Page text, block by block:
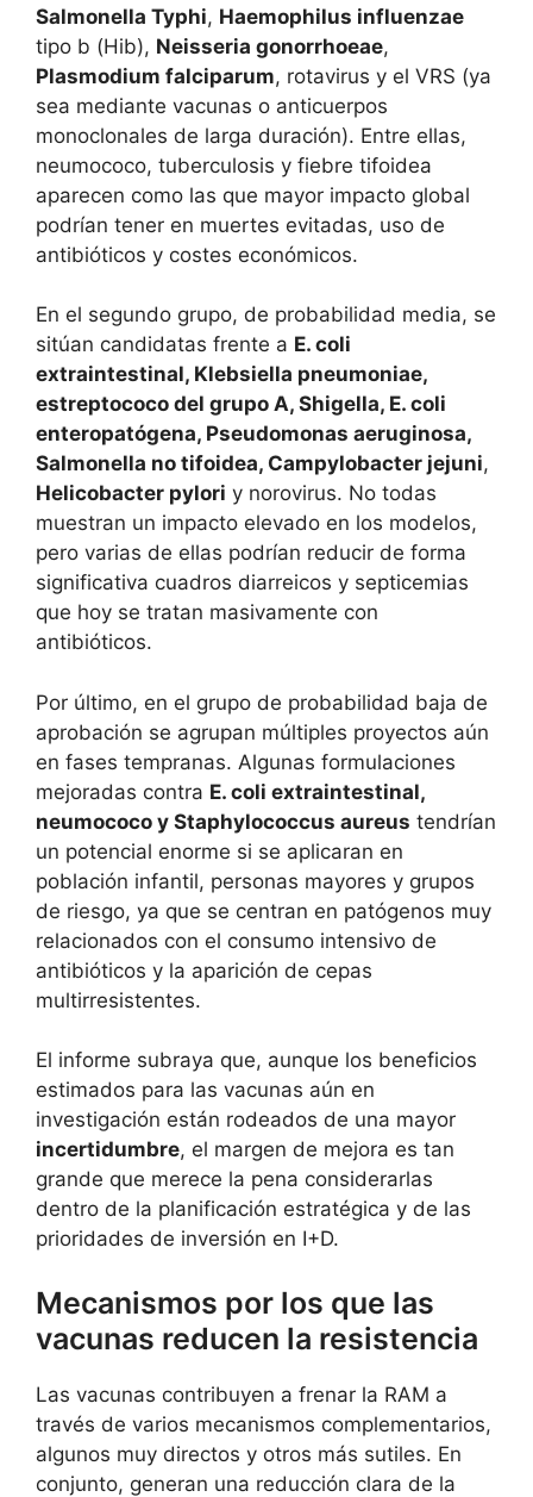
Salmonella Typhi, Haemophilus influenzae
tipo b (Hib), Neisseria gonorrhoeae,
Plasmodium falciparum, rotavirus y el VRS (ya
sea mediante vacunas o anticuerpos
monoclonales de larga duración). Entre ellas,
neumococo, tuberculosis y fiebre tifoidea
aparecen como las que mayor impacto global
podrían tener en muertes evitadas, uso de
antibióticos y costes económicos.
En el segundo grupo, de probabilidad media, se
sitúan candidatas frente a E. coli
extraintestinal, Klebsiella pneumoniae,
estreptococo del grupo A, Shigella, E. coli
enteropatógena, Pseudomonas aeruginosa,
Salmonella no tifoidea, Campylobacter jejuni,
Helicobacter pylori y norovirus. No todas
muestran un impacto elevado en los modelos,
pero varias de ellas podrían reducir de forma
significativa cuadros diarreicos y septicemias
que hoy se tratan masivamente con
antibióticos.
Por último, en el grupo de probabilidad baja de
aprobación se agrupan múltiples proyectos aún
en fases tempranas. Algunas formulaciones
mejoradas contra E. coli extraintestinal,
neumococo y Staphylococcus aureus tendrían
un potencial enorme si se aplicaran en
población infantil, personas mayores y grupos
de riesgo, ya que se centran en patógenos muy
relacionados con el consumo intensivo de
antibióticos y la aparición de cepas
multirresistentes.
El informe subraya que, aunque los beneficios
estimados para las vacunas aún en
investigación están rodeados de una mayor
incertidumbre, el margen de mejora es tan
grande que merece la pena considerarlas
dentro de la planificación estratégica y de las
prioridades de inversión en I+D.
Mecanismos por los que las
vacunas reducen la resistencia
Las vacunas contribuyen a frenar la RAM a
través de varios mecanismos complementarios,
algunos muy directos y otros más sutiles. En
conjunto, generan una reducción clara de la